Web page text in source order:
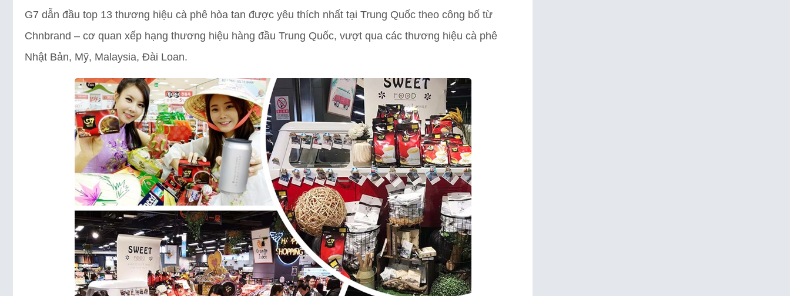
G7 dẫn đầu top 13 thương hiệu cà phê hòa tan được yêu thích nhất tại Trung Quốc theo công bố từ
Chnbrand – cơ quan xếp hạng thương hiệu hàng đầu Trung Quốc, vượt qua các thương hiệu cà phê
Nhật Bản, Mỹ, Malaysia, Đài Loan.